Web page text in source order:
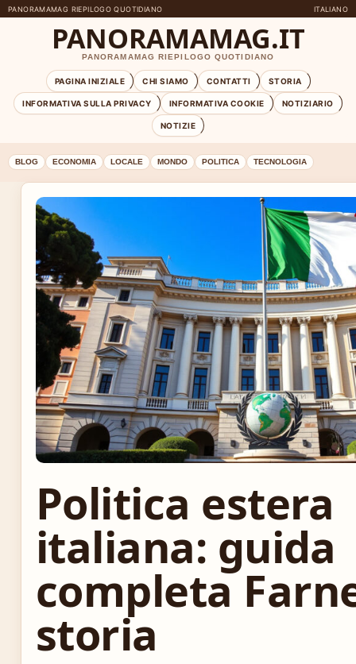
PANORAMAMAG RIEPILOGO QUOTIDIANO ITALIANO
PANORAMAMAG.IT
PANORAMAMAG RIEPILOGO QUOTIDIANO
PAGINA INIZIALE CHI SIAMO CONTATTI STORIA
INFORMATIVA SULLA PRIVACY INFORMATIVA COOKIE NOTIZIARIO
NOTIZIE
BLOG ECONOMIA LOCALE MONDO POLITICA TECNOLOGIA
Politica estera
italiana: guida
completa
storia